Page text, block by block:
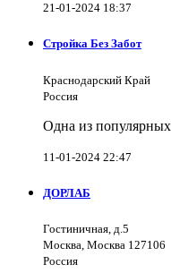
21-01-2024 18:37
Стройка Без Забот
Краснодарский Край
Россия
Одна из популярных
11-01-2024 22:47
ДОРЛАБ
Гостиничная, д.5
Москва, Москва 127106
Россия